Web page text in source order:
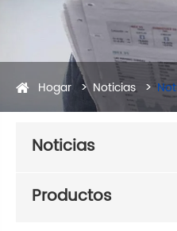
Hogar Noticias
Noticias
Productos